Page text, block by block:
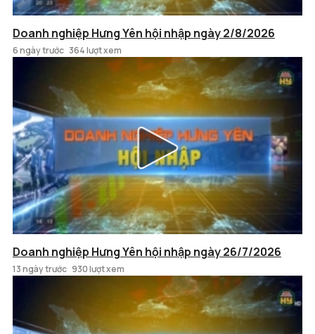
Doanh nghiệp Hưng Yên hội nhập ngày 2/8/2026
6 ngày trước 364 lượt xem
Doanh nghiệp Hưng Yên hội nhập ngày 26/7/2026
13 ngày trước 930 lượt xem